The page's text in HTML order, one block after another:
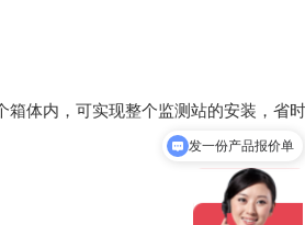
体内，可实现整个监测站的安装，省
发一份产品报价单
现在有优惠活动吗